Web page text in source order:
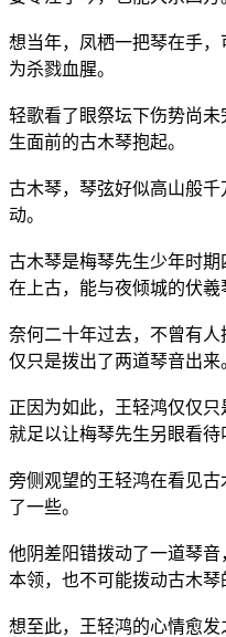
想当年，凤栖一把琴在手
为杀戮血腥。
轻歌看了眼祭坛下伤势尚
生面前的古木琴抱起。
古木琴，琴弦好似高山般
动。
古木琴是梅琴先生少年时
在上古，能与夜倾城的伏羲
奈何二十年过去，不曾有
仅只是拨出了两道琴音出来
正因为如此，王轻鸿仅仅只
就足以让梅琴先生另眼看待
旁侧观望的王轻鸿在看见
了一些。
他阴差阳错拨动了一道琴
本领，也不可能拨动古木琴
想至此，王轻鸿的心情愈发